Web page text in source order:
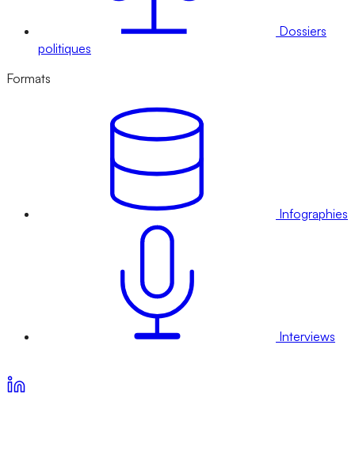
Dossiers
politiques
Formats
Infographies
Interviews